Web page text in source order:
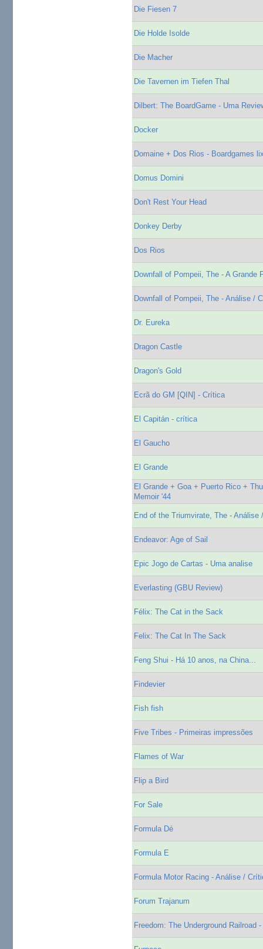
Die Fiesen 7
Die Holde Isolde
Die Macher
Die Tavernen im Tiefen Thal
Dilbert: The BoardGame - Uma
Docker
Domaine + Dos Rios - Boardgames
Domus Domini
Don't Rest Your Head
Donkey Derby
Dos Rios
Downfall of Pompeii, The - A Grande
Downfall of Pompeii, The - Análise /
Dr. Eureka
Dragon Castle
Dragon's Gold
Ecrã do GM [QIN] - Crítica
El Capitán - crítica
El Gaucho
El Grande
El Grande + Goa + Puerto Rico +
Memoir '44
End of the Triumvirate, The - Análise
Endeavor: Age of Sail
Epic Jogo de Cartas - Uma analise
Everlasting (GBU Review)
Félix: The Cat in the Sack
Felix: The Cat In The Sack
Feng Shui - Há 10 anos, na China...
Findevier
Fish fish
Five Tribes - Primeiras impressões
Flames of War
Flip a Bird
For Sale
Formula Dé
Formula E
Formula Motor Racing - Análise /
Forum Trajanum
Freedom: The Underground Railroad